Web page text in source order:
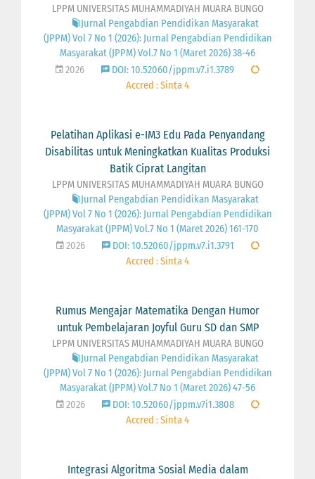
LPPM UNIVERSITAS MUHAMMADIYAH MUARA BUNGO
Jurnal Pengabdian Pendidikan Masyarakat
(JPPM) Vol 7 No 1 (2026): Jurnal Pengabdian Pendidikan
Masyarakat (JPPM) Vol.7 No 1 (Maret 2026) 38-46
2026
DOI: 10.52060/jppm.v7.i1.3789
Accred : Sinta 4
Pelatihan Aplikasi e-IM3 Edu Pada Penyandang
Disabilitas untuk Meningkatkan Kualitas Produksi
Batik Ciprat Langitan
LPPM UNIVERSITAS MUHAMMADIYAH MUARA BUNGO
Jurnal Pengabdian Pendidikan Masyarakat
(JPPM) Vol 7 No 1 (2026): Jurnal Pengabdian Pendidikan
Masyarakat (JPPM) Vol.7 No 1 (Maret 2026) 161-170
2026
DOI: 10.52060/jppm.v7.i1.3791
Accred : Sinta 4
Rumus Mengajar Matematika Dengan Humor
untuk Pembelajaran Joyful Guru SD dan SMP
LPPM UNIVERSITAS MUHAMMADIYAH MUARA BUNGO
Jurnal Pengabdian Pendidikan Masyarakat
(JPPM) Vol 7 No 1 (2026): Jurnal Pengabdian Pendidikan
Masyarakat (JPPM) Vol.7 No 1 (Maret 2026) 47-56
2026
DOI: 10.52060/jppm.v7i1.3808
Accred : Sinta 4
Integrasi Algoritma Sosial Media dalam